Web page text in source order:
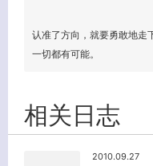
认准了方向，就要勇敢地走
一切都有可能。
相关日志
2010.09.27